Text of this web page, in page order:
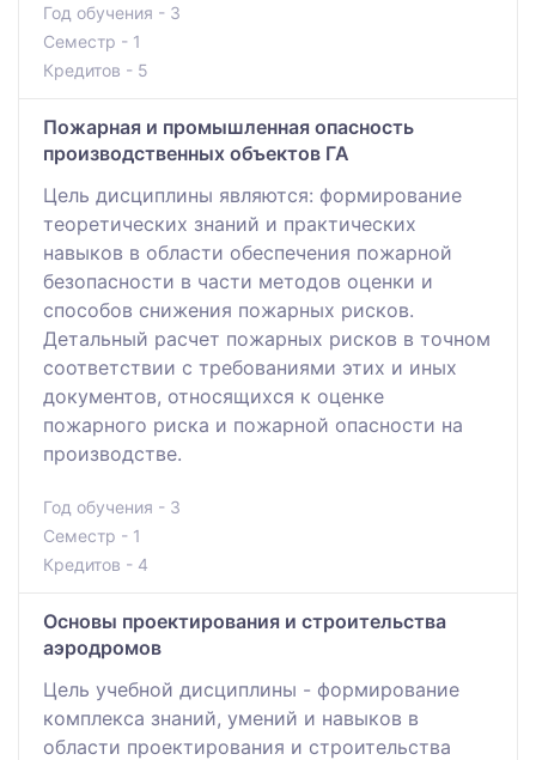
Год обучения - 3
Семестр - 1
Кредитов - 5
Пожарная и промышленная опасность
производственных объектов ГА
Цель дисциплины являются: формирование
теоретических знаний и практических
навыков в области обеспечения пожарной
безопасности в части методов оценки и
способов снижения пожарных рисков.
Детальный расчет пожарных рисков в точном
соответствии с требованиями этих и иных
документов, относящихся к оценке
пожарного риска и пожарной опасности на
производстве.
Год обучения - 3
Семестр - 1
Кредитов - 4
Основы проектирования и строительства
аэродромов
Цель учебной дисциплины - формирование
комплекса знаний, умений и навыков в
области проектирования и строительства